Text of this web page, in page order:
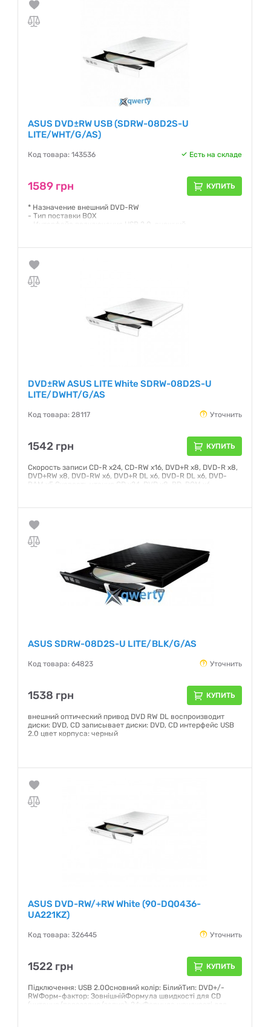
ASUS DVD±RW USB (SDRW-08D2S-U
LITE/WHT/G/AS)
Код товара: 143536 Есть на складе
1589 грн КУПИТЬ
* Назначение внешний DVD-RW
- Тип поставки BOX
- Интерфейс подключения USB 2.0, внешний
Гарантия:24 месяца
DVD±RW ASUS LITE White SDRW-08D2S-U
LITE/DWHT/G/AS
Код товара: 28117 Уточнить
1542 грн КУПИТЬ
Скорость записи CD-R x24, CD-RW x16, DVD+R x8, DVD-R x8,
DVD+RW x8, DVD-RW x6, DVD+R DL x6, DVD-R DL x6, DVD-
RAM x5 Скорость чтения CD x24, DVD x8, BD-ROM x6
Записываемые форматы DVD+/-RW Время поиска DVD 160
мс CD 140 мс Буфер 1024 K, используется технология
предотвращения ошибки опустошения буфера Питание USB
Интерфейс USB Цвета использованные в...
ASUS SDRW-08D2S-U LITE/BLK/G/AS
Код товара: 64823 Уточнить
1538 грн КУПИТЬ
внешний оптический привод DVD RW DL воспроизводит
диски: DVD, CD записывает диски: DVD, CD интерфейс USB
2.0 цвет корпуса: черный
ASUS DVD-RW/+RW White (90-DQ0436-
UA221KZ)
Код товара: 326445 Уточнить
1522 грн КУПИТЬ
Підключення: USB 2.0Основний колір: БілийТип: DVD+/-
RWФорм-фактор: ЗовнішнійФормула швидкості для CD
(читання/перезапис/запис): 24xФормула швидкості для